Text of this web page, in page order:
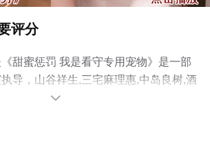
评分
甜蜜惩罚 我是看守专用宠物》是一部
导，山谷祥生,三宅麻理惠,中岛良树,酒
内孝文等明星演员精彩演绎的日本动
集就上天堂电影网，更多相关信息可
